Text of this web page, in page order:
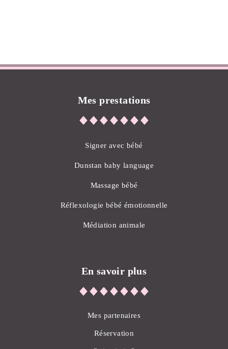
Mes prestations
Signer avec bébé
Dunstan baby language
Massage bébé
Réflexologie bébé émotionnelle
Médiation animale
En savoir plus
Mes partenaires
Réservation